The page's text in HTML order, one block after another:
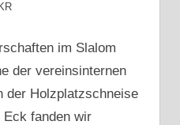
im Slalom
der vereinsinternen
der Holzplatzschneise
Eck fanden wir